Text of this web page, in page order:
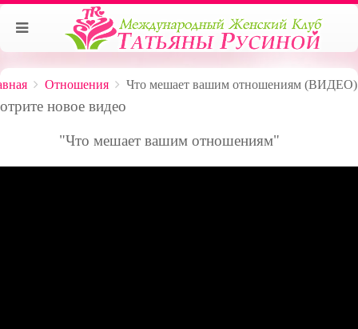
Отношения Что мешает вашим отношениям (ВИДЕО)
новое видео
"Что мешает вашим отношениям"